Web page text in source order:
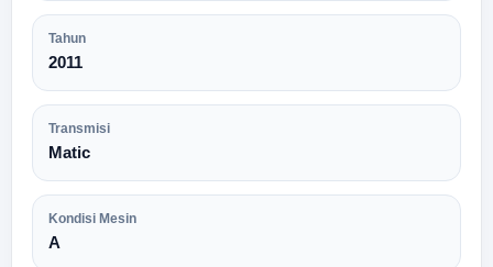
Tahun
2011
Transmisi
Matic
Kondisi Mesin
A